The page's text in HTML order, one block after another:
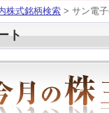
株式銘柄検索 > サン電
ト